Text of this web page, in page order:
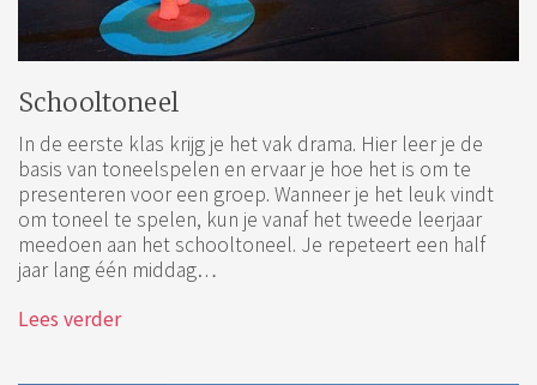
Schooltoneel
In de eerste klas krijg je het vak drama. Hier leer je de
basis van toneelspelen en ervaar je hoe het is om te
presenteren voor een groep. Wanneer je het leuk vindt
om toneel te spelen, kun je vanaf het tweede leerjaar
meedoen aan het schooltoneel. Je repeteert een half
jaar lang één middag…
Lees verder